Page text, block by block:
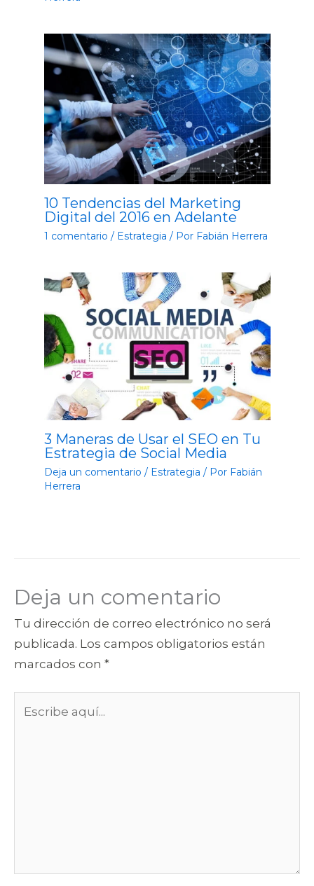
10 Tendencias del Marketing
Digital del 2016 en Adelante
1 comentario / Estrategia / Por Fabián Herrera
3 Maneras de Usar el SEO en Tu
Estrategia de Social Media
Deja un comentario / Estrategia / Por Fabián
Herrera
Deja un comentario
Tu dirección de correo electrónico no será
publicada. Los campos obligatorios están
marcados con *